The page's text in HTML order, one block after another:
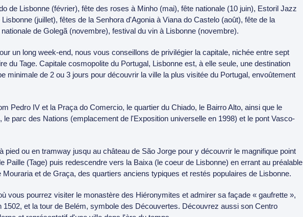
de Lisbonne (février), fête des roses à Minho (mai), fête nationale (10 juin), Estoril Jazz
(juillet), fêtes de la Senhora d'Agonia à Viana do Castelo (août), fête de la
de Golegã (novembre), festival du vin à Lisbonne (novembre).
un long week-end, nous vous conseillons de privilégier la capitale, nichée entre sept
du Tage. Capitale cosmopolite du Portugal, Lisbonne est, à elle seule, une destination
minimale de 2 ou 3 jours pour découvrir la ville la plus visitée du Portugal, envoûtement
Pedro IV et la Praça do Comercio, le quartier du Chiado, le Bairro Alto, ainsi que le
le parc des Nations (emplacement de l'Exposition universelle en 1998) et le pont Vasco-
pied ou en tramway jusqu au château de São Jorge pour y découvrir le magnifique point
Paille (Tage) puis redescendre vers la Baixa (le coeur de Lisbonne) en errant au préalable
et de Graça, des quartiers anciens typiques et restés populaires de Lisbonne.
vous pourrez visiter le monastère des Hiéronymites et admirer sa façade « gaufrette »,
1502, et la tour de Belém, symbole des Découvertes. Découvrez aussi son Centro